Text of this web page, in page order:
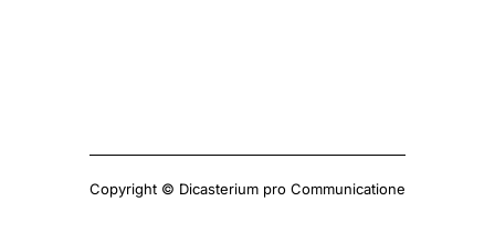
Copyright © Dicasterium pro Communicatione